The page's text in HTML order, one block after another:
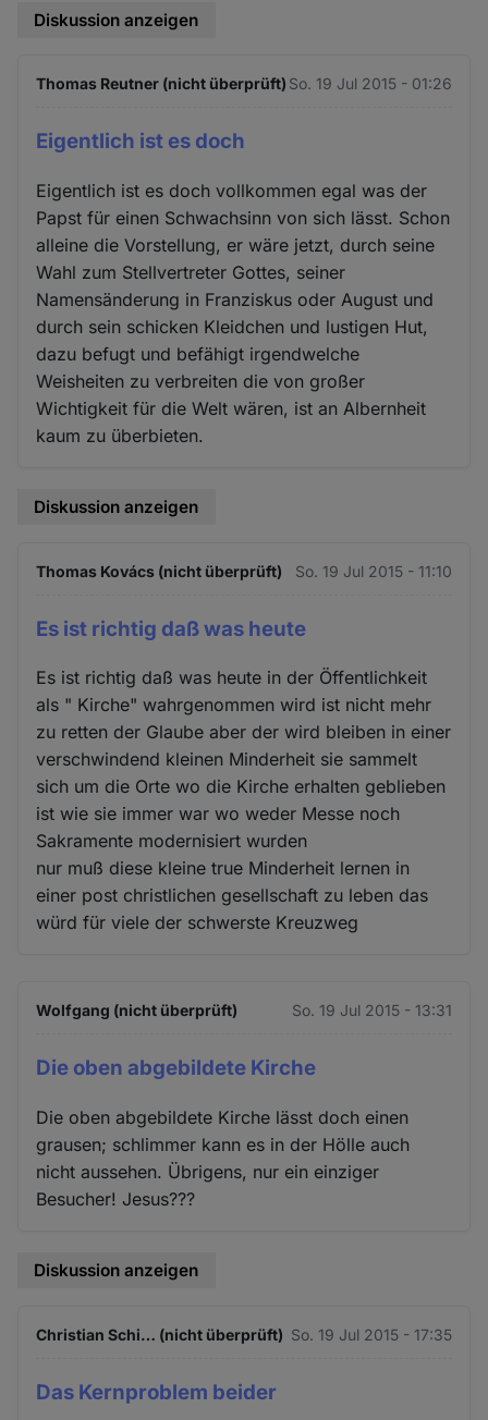
Diskussion anzeigen
Thomas Reutner (nicht überprüft) So. 19 Jul 2015 - 01:26
Eigentlich ist es doch
Eigentlich ist es doch vollkommen egal was der
Papst für einen Schwachsinn von sich lässt. Schon
alleine die Vorstellung, er wäre jetzt, durch seine
Wahl zum Stellvertreter Gottes, seiner
Namensänderung in Franziskus oder August und
durch sein schicken Kleidchen und lustigen Hut,
dazu befugt und befähigt irgendwelche
Weisheiten zu verbreiten die von großer
Wichtigkeit für die Welt wären, ist an Albernheit
kaum zu überbieten.
Diskussion anzeigen
Thomas Kovács (nicht überprüft) So. 19 Jul 2015 - 11:10
Es ist richtig daß was heute
Es ist richtig daß was heute in der Öffentlichkeit
als " Kirche" wahrgenommen wird ist nicht mehr
zu retten der Glaube aber der wird bleiben in einer
verschwindend kleinen Minderheit sie sammelt
sich um die Orte wo die Kirche erhalten geblieben
ist wie sie immer war wo weder Messe noch
Sakramente modernisiert wurden
nur muß diese kleine true Minderheit lernen in
einer post christlichen gesellschaft zu leben das
würd für viele der schwerste Kreuzweg
Wolfgang (nicht überprüft) So. 19 Jul 2015 - 13:31
Die oben abgebildete Kirche
Die oben abgebildete Kirche lässt doch einen
grausen; schlimmer kann es in der Hölle auch
nicht aussehen. Übrigens, nur ein einziger
Besucher! Jesus???
Diskussion anzeigen
Christian Schi… (nicht überprüft) So. 19 Jul 2015 - 17:35
Das Kernproblem beider